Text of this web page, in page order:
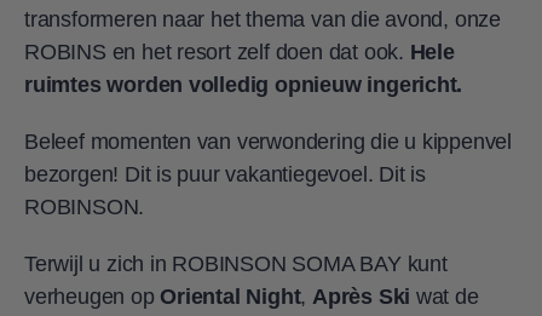
transformeren naar het thema van die avond, onze
ROBINS en het resort zelf doen dat ook. Hele
ruimtes worden volledig opnieuw ingericht.
Beleef momenten van verwondering die u kippenvel
bezorgen! Dit is puur vakantiegevoel. Dit is
ROBINSON.
Terwijl u zich in ROBINSON SOMA BAY kunt
verheugen op Oriental Night, Après Ski wat de